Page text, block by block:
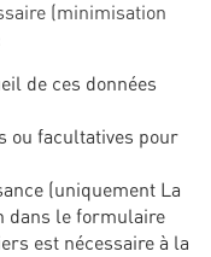
(minimisation
de ces données
ou facultatives pour
(uniquement La
dans le formulaire
est nécessaire à la